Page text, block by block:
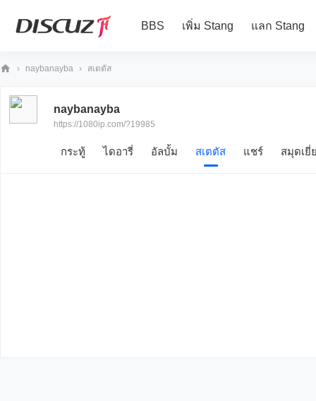
BBS เพิ่ม Stang แลก Stang
80
› naybanayba › สเตตัส
naybanayba
https://1080ip.com/?19985
กระทู้ ไดอารี่ อัลบั้ม สเตตัส แชร์ สมุดเยี่